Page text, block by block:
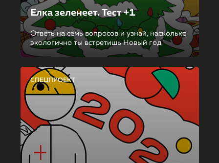
Елка зеленеет. Тест +1
Ответь на семь вопросов и узнай, насколько
экологично ты встретишь Новый год
СПЕЦПРОЕКТ